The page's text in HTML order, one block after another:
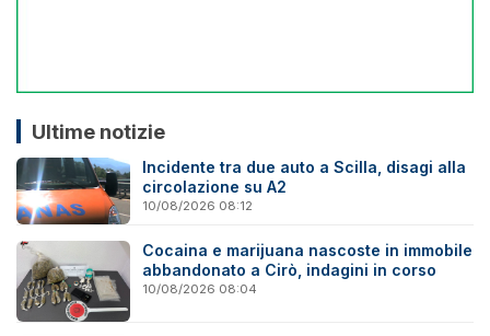
Ultime notizie
Incidente tra due auto a Scilla, disagi alla
circolazione su A2
10/08/2026 08:12
Cocaina e marijuana nascoste in immobile
abbandonato a Cirò, indagini in corso
10/08/2026 08:04